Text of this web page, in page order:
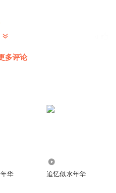
多评论
华 追忆似水年华